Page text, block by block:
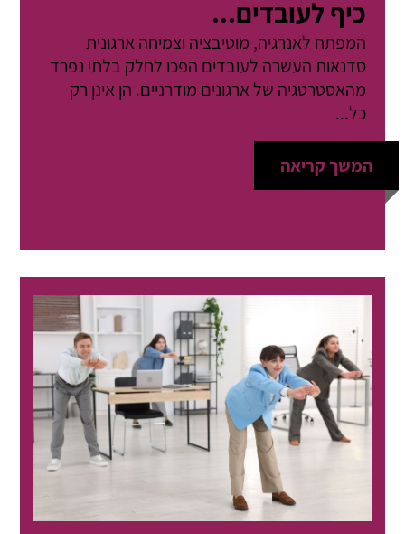
כיף לעובדים...
המפתח לאנרגיה, מוטיבציה וצמיחה ארגונית
סדנאות העשרה לעובדים הפכו לחלק בלתי נפרד
מהאסטרטגיה של ארגונים מודרניים. הן אינן רק
כל...
המשך קריאה